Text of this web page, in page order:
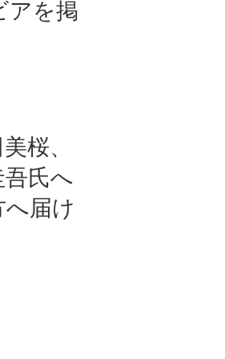
アを掲
桜、
氏へ
届け